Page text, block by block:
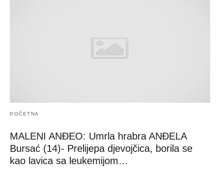
POČETNA
MALENI ANĐEO: Umrla hrabra ANĐELA
Bursać (14)- Prelijepa djevojčica, borila se
kao lavica sa leukemijom…